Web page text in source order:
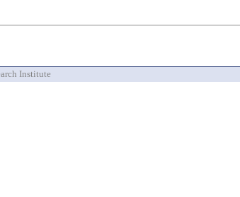
Institute